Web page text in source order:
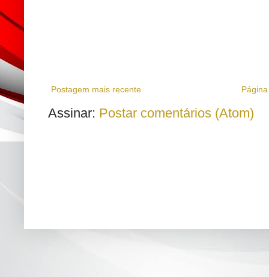
Postagem mais recente
Assinar: Postar comentários (Atom)